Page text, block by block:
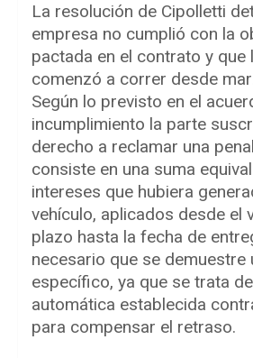
La resolución de Cipolletti
empresa no cumplió con la
pactada en el contrato y que
comenzó a correr desde
Según lo previsto en el
incumplimiento la parte
derecho a reclamar una
consiste en una suma
intereses que hubiera
vehículo, aplicados desde el
plazo hasta la fecha de
necesario que se demuestre
específico, ya que se trata
automática establecida
para compensar el retraso.